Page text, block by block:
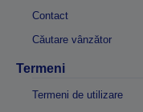
Contact
Căutare vânzător
Termeni
Termeni de utilizare